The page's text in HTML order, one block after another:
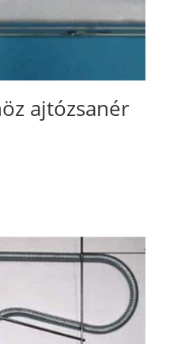
ajtózsanér